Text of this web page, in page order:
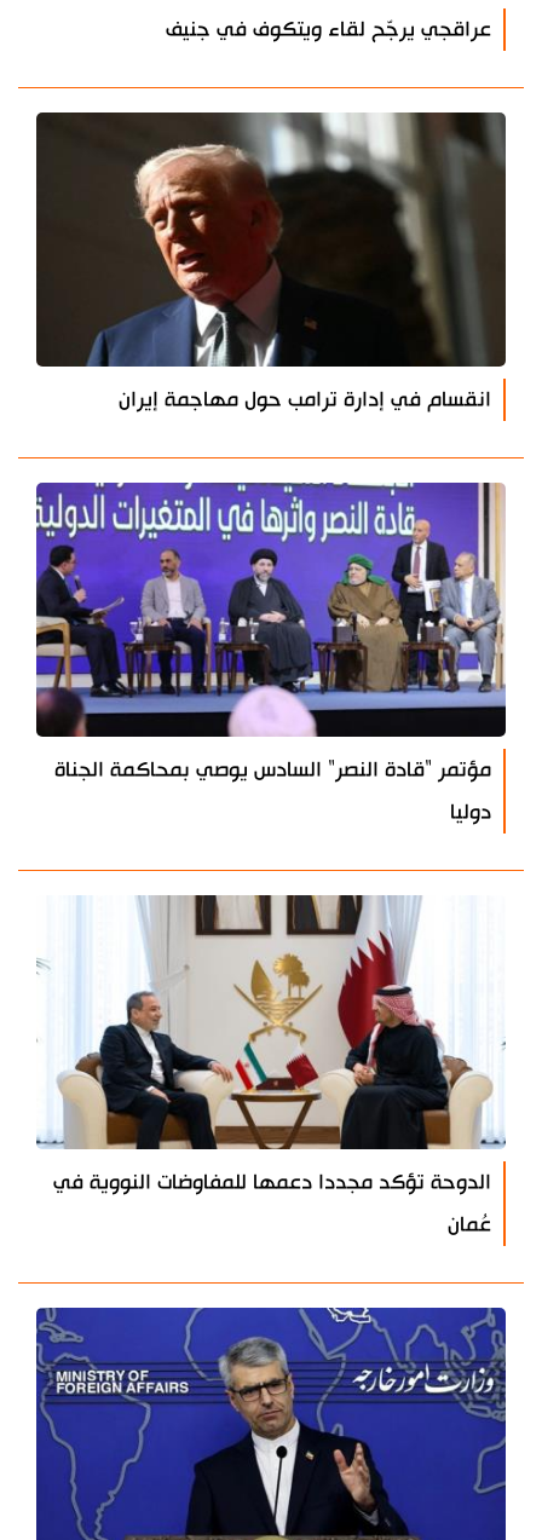
عراقجي يرجّح لقاء ويتكوف في جنيف
انقسام في إدارة ترامب حول مهاجمة إيران
مؤتمر "قادة النصر" السادس يوصي بمحاكمة الجناة
دوليا
الدوحة تؤكد مجددا دعمها للمفاوضات النووية في
عُمان